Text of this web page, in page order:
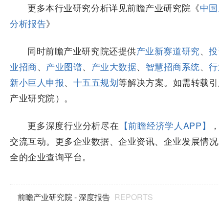
更多本行业研究分析详见前瞻产业研究院《中
分析报告》
同时前瞻产业研究院还提供产业新赛道研究、
业招商、 产业图谱、 产业大数据、 智慧招商系统、
新小巨人申报、 十五五规划等解决方案。如需转载
产业研究院）。
更多深度行业分析尽在 【前瞻经济学人APP】
交流互动。更多企业数据、企业资讯、企业发展情
全的企业查询平台。
前瞻产业研究院 - 深度报告 REPORTS